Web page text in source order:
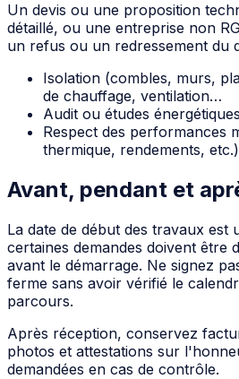
Un devis ou une proposition
détaillé, ou une entreprise non
un refus ou un redressement du
Isolation (combles, murs,
de chauffage, ventilation…
Audit ou études
Respect des performances
thermique, rendements, etc.)
Avant, pendant et
La date de début des travaux est
certaines demandes doivent être
avant le démarrage. Ne signez
ferme sans avoir vérifié le
parcours.
Après réception, conservez
photos et attestations sur
demandées en cas de contrôle.